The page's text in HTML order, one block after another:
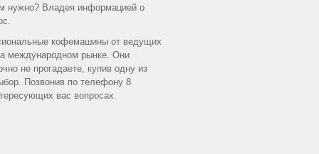
нужно? Владея информацией о
кофемашины от ведущих
международном рынке. Они
не прогадаете, купив одну из
Позвонив по телефону 8
вас вопросах.